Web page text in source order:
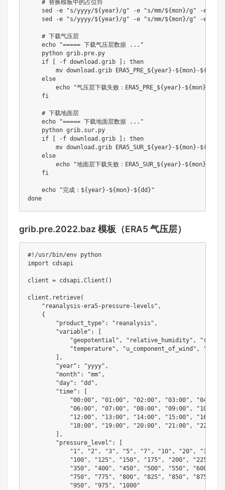
# 替换模板中的占位符
sed
-e "s/yyyy/${year}/g" -e "s/mm/${mon}/g" -e
sed
-e "s/yyyy/${year}/g" -e "s/mm/${mon}/g" -e
# 下载气压层
echo
"===== 下载气压层数据 ..."
    python grib.pre.py
if
-f download.grib ;
then
mv download.grib ERA5_PRE_ ${year} -${mon} -${dd}
else
echo
"气压层下载失败：ERA5_PRE_ ${year} -${mon}
fi
# 下载地面层
echo
"===== 下载地面层数据 ..."
    python grib.sur.py
if
-f download.grib ;
then
mv download.grib ERA5_SUR_ ${year} -${mon} -${dd}
else
echo
"地面层下载失败：ERA5_SUR_ ${year} -${mon}
fi
echo "完成： ${year} -${mon} -${dd} "
done
grib.pre.2022.baz 模板（ERA5 气压层）
#!/usr/bin/env python
import cdsapi
client = cdsapi.Client ( )
client . retrieve(
"reanalysis-era5-pressure-levels" ,
{
"product_type" : "reanalysis" ,
"variable" :
"geopotential" , "relative_humidity" ,
"temperature" , "u_component_of_wind" ,
,
"year" : "yyyy" ,
"month" : "mm" ,
"day" : "dd" ,
"time" :
"00:00" , "01:00" , "02:00" , "03:00" , "04:00"
"06:00" , "07:00" , "08:00" , "09:00" , "10:00"
"12:00" , "13:00" , "14:00" , "15:00" , "16:00"
"18:00" , "19:00" , "20:00" , "21:00" , "22:00"
,
"pressure_level" :
"1" , "2" , "3" , "5" , "7" , "10" , "20" , "30"
"100" , "125" , "150" , "175" , "200" , "225"
"350" , "400" , "450" , "500" , "550" , "600"
"750" , "775" , "800" , "825" , "850" , "875"
"950" , "975" ,
"1000"